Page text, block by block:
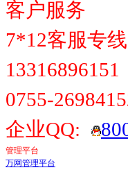
客户服务
7*12客服专线
13316896151
0755-
企业QQ:
管理平台
万网管理平台